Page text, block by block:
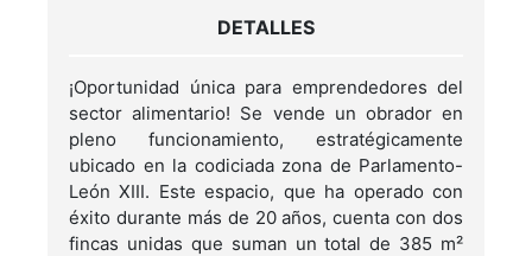
DETALLES
¡Oportunidad única para emprendedores del
sector alimentario! Se vende un obrador en
pleno funcionamiento, estratégicamente
ubicado en la codiciada zona de Parlamento-
León XIII. Este espacio, que ha operado con
éxito durante más de 20 años, cuenta con dos
fincas unidas que suman un total de 385 m²